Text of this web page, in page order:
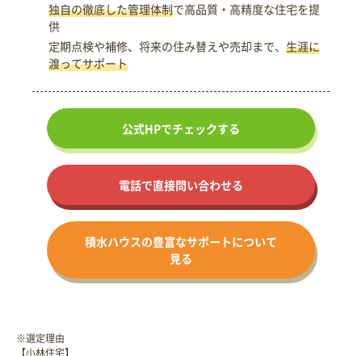
独自の徹底した管理体制で高品質・高精度な住宅を提
供
定期点検や補修、将来の住み替えや売却まで、 生涯に
渡ってサポート
公式HPでチェックする
電話で直接問い合わせる
積水ハウスの豊富なサポートについて
見る
※選定理由
【小林住宅】